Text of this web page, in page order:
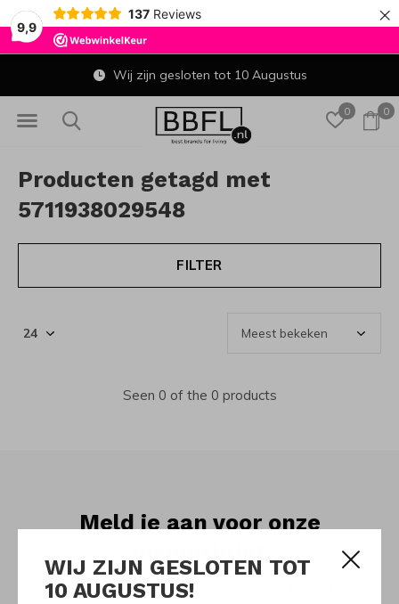
9,9
137 Reviews ×
WIJ ZIJN GESLOTEN TOT
10 AUGUSTUS!
0 0
Wij zijn gesloten tot 10 Augustus
Producten getagd met
5711938029548
FILTER
Seen 0 of the 0 products
Meld je aan voor onze
Ontvang de nieuwste aanbiedingen en promoties